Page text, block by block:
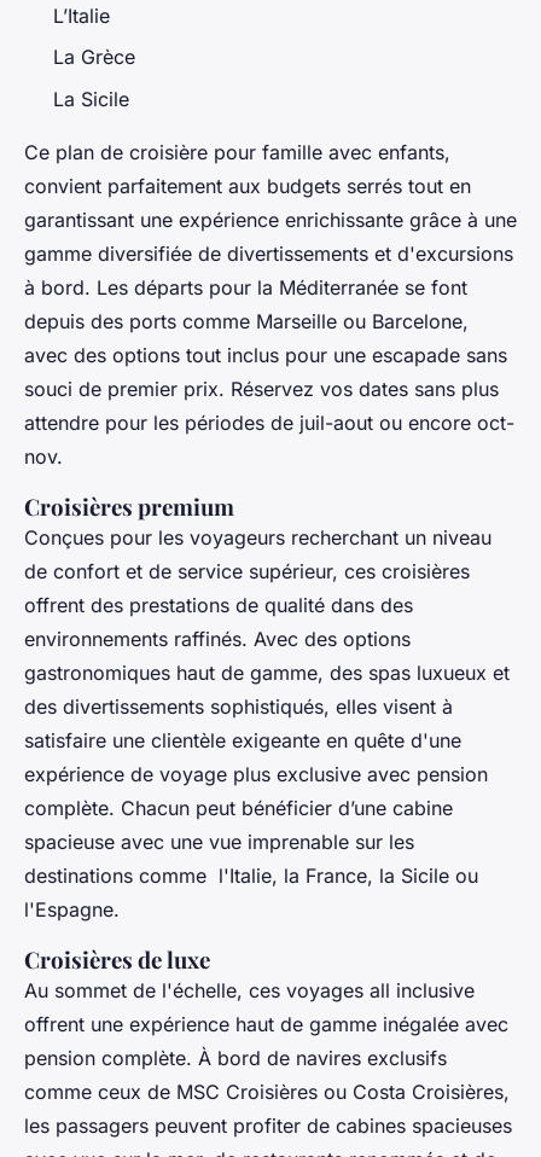
L’Italie
La Grèce
La Sicile
Ce plan de croisière pour famille avec enfants,
convient parfaitement aux budgets serrés tout en
garantissant une expérience enrichissante grâce à une
gamme diversifiée de divertissements et d'excursions
à bord. Les départs pour la Méditerranée se font
depuis des ports comme Marseille ou Barcelone,
avec des options tout inclus pour une escapade sans
souci de premier prix. Réservez vos dates sans plus
attendre pour les périodes de juil-aout ou encore oct-
nov.
Croisières premium
Conçues pour les voyageurs recherchant un niveau
de confort et de service supérieur, ces croisières
offrent des prestations de qualité dans des
environnements raffinés. Avec des options
gastronomiques haut de gamme, des spas luxueux et
des divertissements sophistiqués, elles visent à
satisfaire une clientèle exigeante en quête d'une
expérience de voyage plus exclusive avec pension
complète. Chacun peut bénéficier d’une cabine
spacieuse avec une vue imprenable sur les
destinations comme l'Italie, la France, la Sicile ou
l'Espagne.
Croisières de luxe
Au sommet de l'échelle, ces voyages all inclusive
offrent une expérience haut de gamme inégalée avec
pension complète. À bord de navires exclusifs
comme ceux de MSC Croisières ou Costa Croisières,
les passagers peuvent profiter de cabines spacieuses